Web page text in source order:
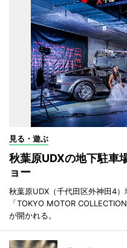
見る・遊ぶ
秋葉原UDXの地下駐車
ョー
秋葉原UDX（千代田区外神田4
「TOKYO MOTOR
が開かれる。